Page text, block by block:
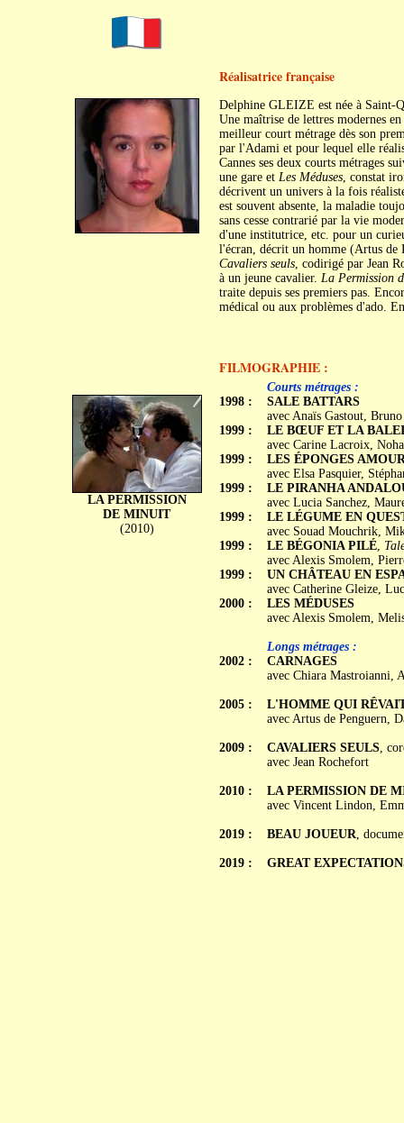
Réalisatrice française
Delphine GLEIZE est née à Saint-
Une maîtrise de lettres modernes
meilleur court métrage dès son
par l'Adami et pour lequel elle
Cannes ses deux courts métrages
une gare et Les Méduses, constat
décrivent un univers à la fois
est souvent absente, la maladie
sans cesse contrarié par la vie
d'une institutrice, etc. pour un
l'écran, décrit un homme (Artus de
Cavaliers seuls, codirigé par Jean
à un jeune cavalier. La Permission
traite depuis ses premiers pas.
médical ou aux problèmes d'ado.
FILMOGRAPHIE :
LA PERMISSION
DE MINUIT
(2010)
1998 :
1999 :
1999 :
1999 :
1999 :
1999 :
1999 :
2000 :
2002 :
2005 :
2009 :
2010 :
2019 :
2019 :
Courts métrages :
SALE BATTARS
avec Anaïs Gastout,
LE BŒUF ET LA
avec Carine Lacroix,
LES ÉPONGES
avec Elsa Pasquier,
LE PIRANHA
avec Lucia Sanchez,
LE LÉGUME EN
avec Souad Mouchrik,
LE BÉGONIA PILÉ,
avec Alexis Smolem,
UN CHÂTEAU EN
avec Catherine Gleize,
LES MÉDUSES
avec Alexis Smolem,
Longs métrages :
CARNAGES
avec Chiara Mastroianni,
L'HOMME QUI
avec Artus de Penguern,
CAVALIERS SEULS,
avec Jean Rochefort
LA PERMISSION DE
avec Vincent Lindon,
BEAU JOUEUR,
GREAT